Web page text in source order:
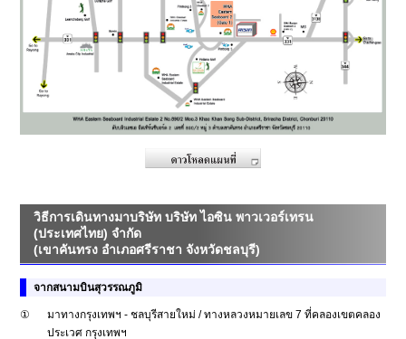
วิธีการเดินทางมาบริษัท บริษัท ไอซิน พาวเวอร์เทรน
(ประเทศไทย) จำกัด
(เขาคันทรง อำเภอศรีราชา จังหวัดชลบุรี)
จากสนามบินสุวรรณภูมิ
①
มาทางกรุงเทพฯ - ชลบุรีสายใหม่ / ทางหลวงหมายเลข 7 ที่คลองเขตคลอง
ประเวศ กรุงเทพฯ